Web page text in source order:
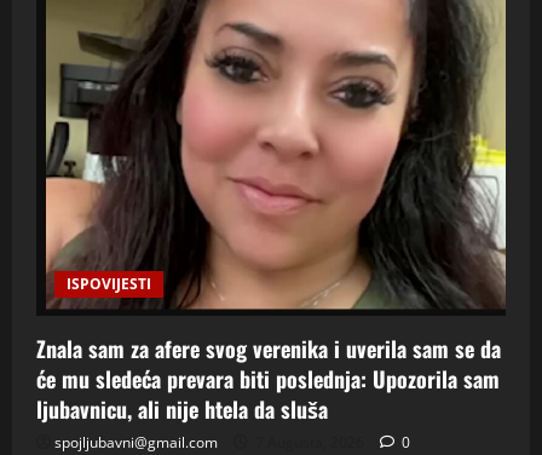
ISPOVIJESTI
Znala sam za afere svog verenika i uverila sam se da
će mu sledeća prevara biti poslednja: Upozorila sam
ljubavnicu, ali nije htela da sluša
spojljubavni@gmail.com 0